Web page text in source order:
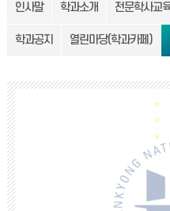
인사말 학과소개 전문학사교
학과공지 열린마당(학과카페)